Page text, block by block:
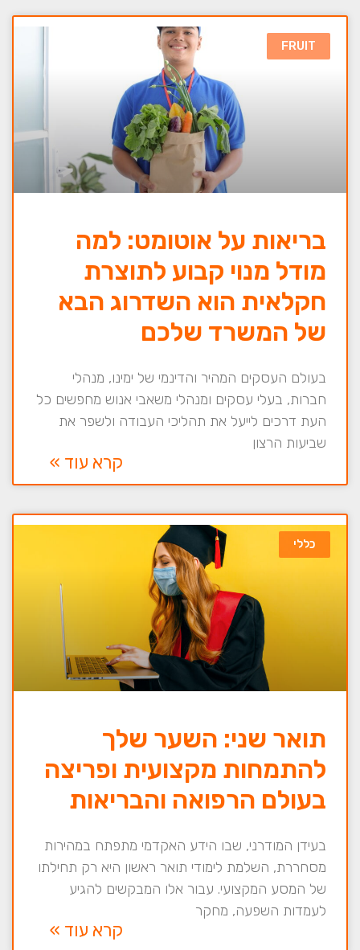
FRUIT
בריאות על אוטומט: למה
מודל מנוי קבוע לתוצרת
חקלאית הוא השדרוג הבא
של המשרד שלכם
בעולם העסקים המהיר והדינמי של ימינו, מנהלי
חברות, בעלי עסקים ומנהלי משאבי אנוש מחפשים כל
העת דרכים לייעל את תהליכי העבודה ולשפר את
שביעות הרצון
קרא עוד »
כללי
תואר שני: השער שלך
להתמחות מקצועית ופריצה
בעולם הרפואה והבריאות
בעידן המודרני, שבו הידע האקדמי מתפתח במהירות
מסחררת, השלמת לימודי תואר ראשון היא רק תחילתו
של המסע המקצועי. עבור אלו המבקשים להגיע
לעמדות השפעה, מחקר
קרא עוד »